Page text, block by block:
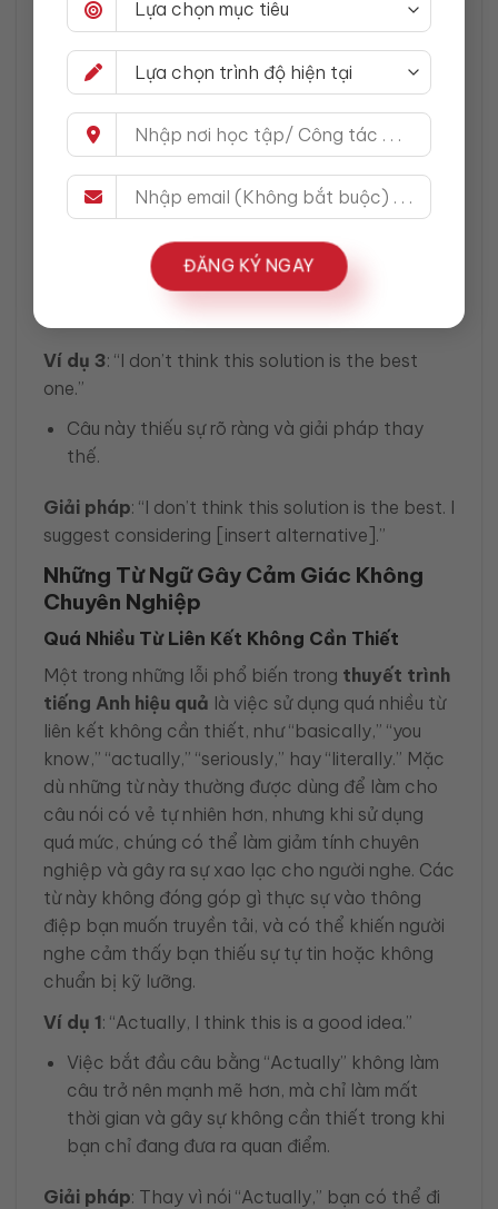
ĐĂNG KÝ NGAY
Câu này không rõ bạn phản đối hay chỉ
không chắc chắn.
Giải pháp: “I strongly disagree with this idea.”
Ví dụ 2
: “I don’t think this proposal will work.”
Không rõ lý do vì sao bạn không đồng ý.
: “I don’t think this proposal will work
Ví dụ 3: “I don’t think this solution is the best
one.”
Câu này thiếu sự rõ ràng và giải pháp thay
thế.
Giải pháp: “I don’t think this solution is the best. I
suggest considering [insert alternative].”
Những Từ Ngữ Gây Cảm Giác Không
Chuyên Nghiệp
Quá Nhiều Từ Liên Kết Không Cần Thiết
Một trong những lỗi phổ biến trong thuyết trình
tiếng Anh hiệu quả là việc sử dụng quá nhiều từ
liên kết không cần thiết, như “basically,” “you
know,” “actually,” “seriously,” hay “literally.” Mặc
dù những từ này thường được dùng để làm cho
câu nói có vẻ tự nhiên hơn, nhưng khi sử dụng
quá mức, chúng có thể làm giảm tính chuyên
nghiệp và gây ra sự xao lạc cho người nghe. Các
từ này không đóng góp gì thực sự vào thông
điệp bạn muốn truyền tải, và có thể khiến người
nghe cảm thấy bạn thiếu sự tự tin hoặc không
chuẩn bị kỹ lưỡng.
Ví dụ 1: “Actually, I think this is a good idea.”
Việc bắt đầu câu bằng “Actually” không làm
câu trở nên mạnh mẽ hơn, mà chỉ làm mất
thời gian và gây sự không cần thiết trong khi
bạn chỉ đang đưa ra quan điểm.
Giải pháp: Thay vì nói “Actually,” bạn có thể đi